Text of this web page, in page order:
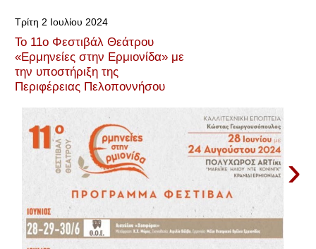
Τρίτη 2 Ιουλίου 2024
Το 11ο Φεστιβάλ Θεάτρου
«Ερμηνείες στην Ερμιονίδα» με
την υποστήριξη της
Περιφέρειας Πελοποννήσου
›